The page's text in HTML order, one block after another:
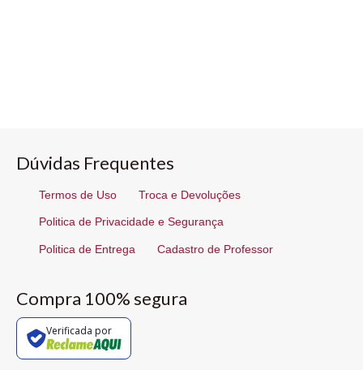
Dúvidas Frequentes
Termos de Uso Troca e Devoluções
Politica de Privacidade e Segurança
Politica de Entrega Cadastro de Professor
Compra 100% segura
Verificada por